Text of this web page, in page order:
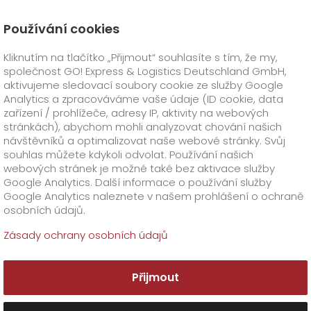
GO! Express
GO! přímé transporty
GO! Smart express
GO! Česko
Oborová řešení
GO!Life science
GO!Clinical Research
GO!Pharma
GO!Automotive & Industry
Doplňkové služby
Online & Track
GO! Warehouse
GO! Kryo
Zákazník +
Doplňkové informace
O firmě +
Došlo ke ztrátě mé zásilky
Používání cookies
Kliknutím na tlačítko „Přijmout“ souhlasíte s tím, že my,
společnost GO! Express & Logistics Deutschland GmbH,
aktivujeme sledovací soubory cookie ze služby Google
Analytics a zpracováváme vaše údaje (ID cookie, data
zařízení / prohlížeče, adresy IP, aktivity na webových
stránkách), abychom mohli analyzovat chování našich
návštěvníků a optimalizovat naše webové stránky. Svůj
souhlas můžete kdykoli odvolat. Používání našich
webových stránek je možné také bez aktivace služby
Google Analytics. Další informace o používání služby
Google Analytics naleznete v našem prohlášení o ochraně
osobních údajů.
Zásady ochrany osobních údajů
Přijmout